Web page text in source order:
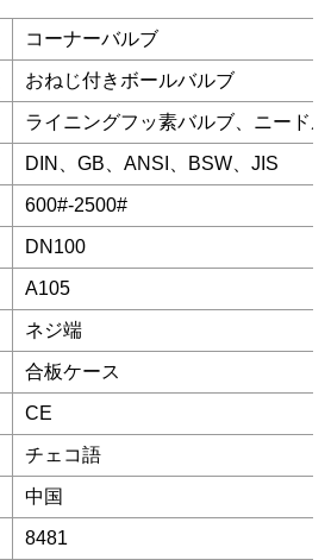
コーナーバルブ
おねじ付きボールバルブ
ライニングフッ素バルブ、ニード
DIN、GB、ANSI、BSW、JIS
600#-2500#
DN100
A105
ネジ端
合板ケース
CE
チェコ語
中国
8481